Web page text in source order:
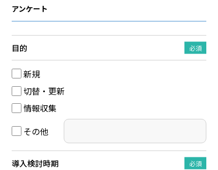
アンケート
目的 必須
新規
切替・更新
情報収集
その他
導入検討時期 必須